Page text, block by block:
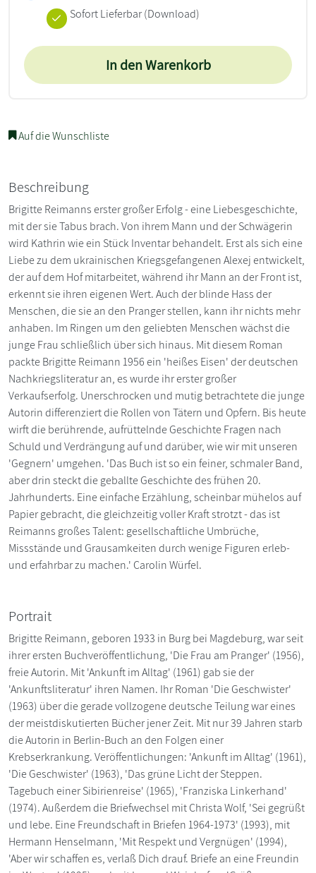
Sofort Lieferbar (Download)
In den Warenkorb
Auf die Wunschliste
Beschreibung
Brigitte Reimanns erster großer Erfolg - eine Liebesgeschichte,
mit der sie Tabus brach. Von ihrem Mann und der Schwägerin
wird Kathrin wie ein Stück Inventar behandelt. Erst als sich eine
Liebe zu dem ukrainischen Kriegsgefangenen Alexej entwickelt,
der auf dem Hof mitarbeitet, während ihr Mann an der Front ist,
erkennt sie ihren eigenen Wert. Auch der blinde Hass der
Menschen, die sie an den Pranger stellen, kann ihr nichts mehr
anhaben. Im Ringen um den geliebten Menschen wächst die
junge Frau schließlich über sich hinaus. Mit diesem Roman
packte Brigitte Reimann 1956 ein 'heißes Eisen' der deutschen
Nachkriegsliteratur an, es wurde ihr erster großer
Verkaufserfolg. Unerschrocken und mutig betrachtete die junge
Autorin differenziert die Rollen von Tätern und Opfern. Bis heute
wirft die berührende, aufrüttelnde Geschichte Fragen nach
Schuld und Verdrängung auf und darüber, wie wir mit unseren
'Gegnern' umgehen. 'Das Buch ist so ein feiner, schmaler Band,
aber drin steckt die geballte Geschichte des frühen 20.
Jahrhunderts. Eine einfache Erzählung, scheinbar mühelos auf
Papier gebracht, die gleichzeitig voller Kraft strotzt - das ist
Reimanns großes Talent: gesellschaftliche Umbrüche,
Missstände und Grausamkeiten durch wenige Figuren erleb-
und erfahrbar zu machen.' Carolin Würfel.
Portrait
Brigitte Reimann, geboren 1933 in Burg bei Magdeburg, war seit
ihrer ersten Buchveröffentlichung, 'Die Frau am Pranger' (1956),
freie Autorin. Mit 'Ankunft im Alltag' (1961) gab sie der
'Ankunftsliteratur' ihren Namen. Ihr Roman 'Die Geschwister'
(1963) über die gerade vollzogene deutsche Teilung war eines
der meistdiskutierten Bücher jener Zeit. Mit nur 39 Jahren starb
die Autorin in Berlin-Buch an den Folgen einer
Krebserkrankung. Veröffentlichungen: 'Ankunft im Alltag' (1961),
'Die Geschwister' (1963), 'Das grüne Licht der Steppen.
Tagebuch einer Sibirienreise' (1965), 'Franziska Linkerhand'
(1974). Außerdem die Briefwechsel mit Christa Wolf, 'Sei gegrüßt
und lebe. Eine Freundschaft in Briefen 1964-1973' (1993), mit
Hermann Henselmann, 'Mit Respekt und Vergnügen' (1994),
'Aber wir schaffen es, verlaß Dich drauf. Briefe an eine Freundin